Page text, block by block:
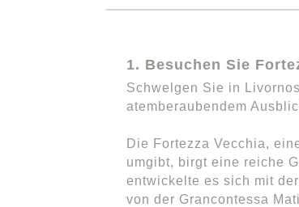
1. Besuchen Sie
Schwelgen Sie in
atemberaubendem
Die Fortezza Vecchia,
umgibt, birgt eine reiche
entwickelte es sich mit
von der Grancontessa